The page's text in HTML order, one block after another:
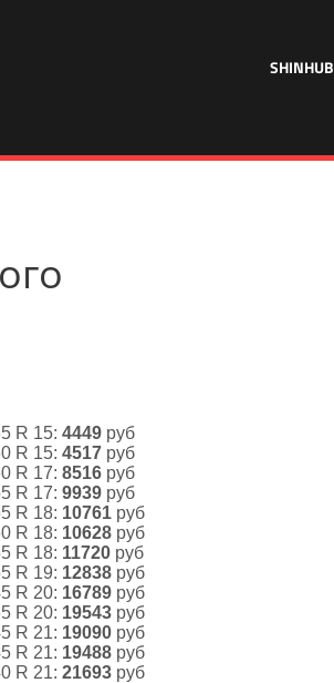
SHINHUB
R 15: 4449 руб
R 15: 4517 руб
R 17: 8516 руб
R 17: 9939 руб
R 18: 10761 руб
R 18: 10628 руб
R 18: 11720 руб
R 19: 12838 руб
R 20: 16789 руб
R 20: 19543 руб
R 21: 19090 руб
R 21: 19488 руб
R 21: 21693 руб